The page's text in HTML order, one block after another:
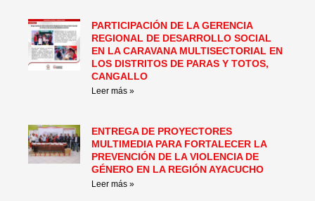
PARTICIPACIÓN DE LA GERENCIA
REGIONAL DE DESARROLLO SOCIAL
EN LA CARAVANA MULTISECTORIAL EN
LOS DISTRITOS DE PARAS Y TOTOS,
CANGALLO
Leer más »
ENTREGA DE PROYECTORES
MULTIMEDIA PARA FORTALECER LA
PREVENCIÓN DE LA VIOLENCIA DE
GÉNERO EN LA REGIÓN AYACUCHO
Leer más »